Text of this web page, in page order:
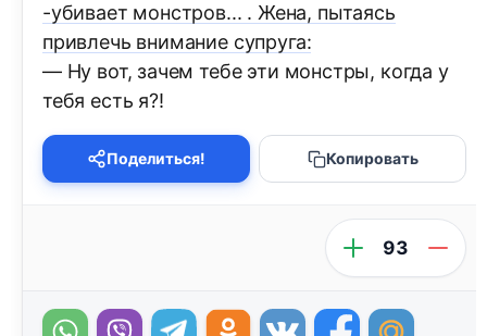
-убивает монстров... . Жена, пытаясь
привлечь внимание супруга:
— Ну вот, зачем тебе эти монстры, когда у
тебя есть я?!
Поделиться! Копировать
93